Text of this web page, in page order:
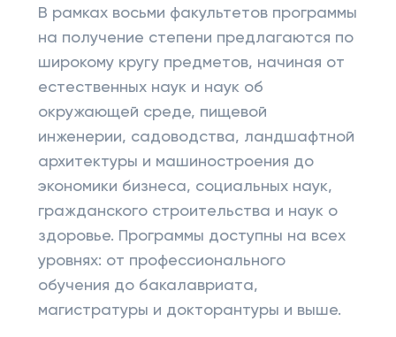
В рамках восьми факультетов программы
на получение степени предлагаются по
широкому кругу предметов, начиная от
естественных наук и наук об
окружающей среде, пищевой
инженерии, садоводства, ландшафтной
архитектуры и машиностроения до
экономики бизнеса, социальных наук,
гражданского строительства и наук о
здоровье. Программы доступны на всех
уровнях: от профессионального
обучения до бакалавриата,
магистратуры и докторантуры и выше.